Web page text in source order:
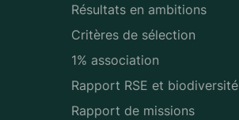
Résultats en ambitions
Critères de sélection
1% association
Rapport RSE et biodiversité
Rapport de missions